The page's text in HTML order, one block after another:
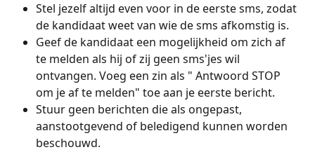
Stel jezelf altijd even voor in de eerste sms, zodat
de kandidaat weet van wie de sms afkomstig is.
Geef de kandidaat een mogelijkheid om zich af
te melden als hij of zij geen sms'jes wil
ontvangen. Voeg een zin als " Antwoord STOP
om je af te melden" toe aan je eerste bericht.
Stuur geen berichten die als ongepast,
aanstootgevend of beledigend kunnen worden
beschouwd.